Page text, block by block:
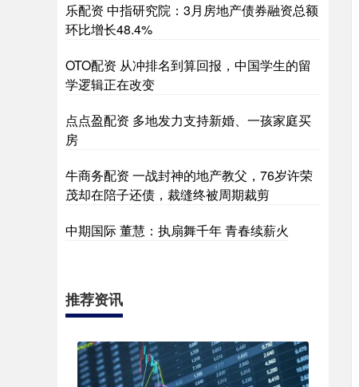
乐配资 中指研究院：3月房地产债券融资总额
环比增长48.4%
OTO配资 从冲排名到算回报，中国学生的留
学逻辑正在改变
点点盈配资 多地发力支持新婚、一孩家庭买
房
牛商务配资 一战封神的地产教父，76岁许荣
茂却在陪子还债，裁缝终被周期裁剪
中期国际 董慧：执扇舞千年 青春续薪火
推荐资讯